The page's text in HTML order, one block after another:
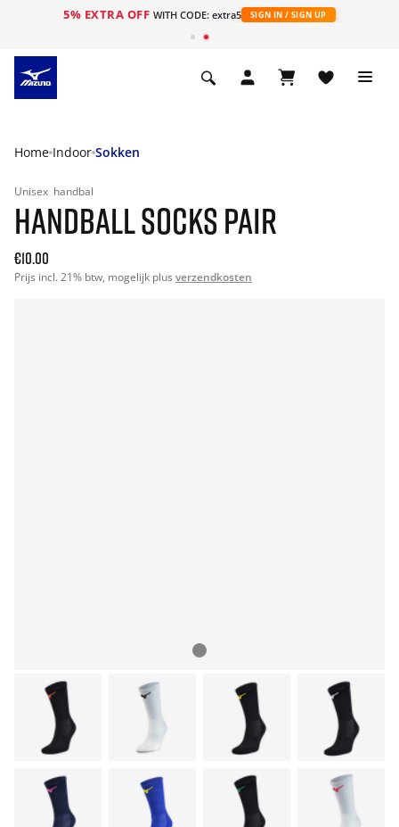
5% EXTRA OFF WITH CODE: extra5 SIGN IN / SIGN UP
Home Indoor Sokken
Unisex handbal
HANDBALL SOCKS PAIR
€10.00
Prijs incl. 21% btw, mogelijk plus verzendkosten